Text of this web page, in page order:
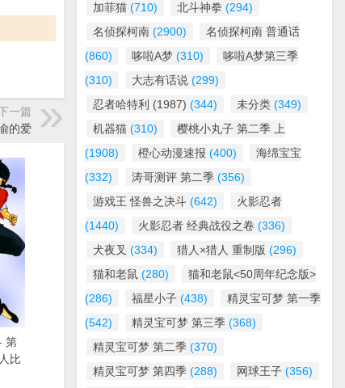
一篇
的爱
第
比
加菲猫 (710) 北斗神拳 (294)
名侦探柯南 (2900)
名侦探柯南 普通话
(860)
哆啦A梦 (310)
哆啦A梦第三季
(310)
大志有话说 (299)
忍者哈特利 (1987) (344) 未分类 (349)
机器猫 (310)
樱桃小丸子 第二季 上
(1908)
橙心动漫速报 (400)
海绵宝宝
(332)
涛哥测评 第二季 (356)
游戏王 怪兽之决斗 (642)
火影忍者
(1440)
火影忍者 经典战役之卷 (336)
犬夜叉 (334) 猎人×猎人 重制版 (296)
猫和老鼠 (280)
猫和老鼠<50周年纪念版>
(286)
福星小子 (438)
精灵宝可梦 第一季
(542)
精灵宝可梦 第三季 (368)
精灵宝可梦 第二季 (370)
精灵宝可梦 第四季 (288) 网球王子 (356)